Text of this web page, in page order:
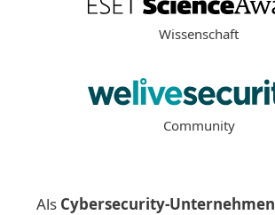
Wissenschaft
Community
Als Cybersecurity-Unternehmen